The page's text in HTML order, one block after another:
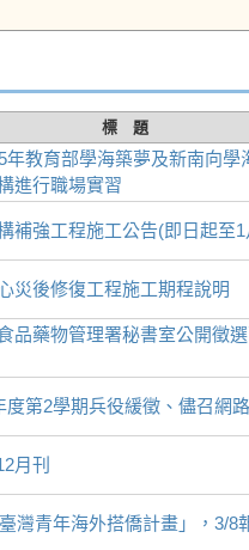
標 題
年教育部學海築夢及新南向
進行職場實習
補強工程施工公告(即日起至
災後修復工程施工期程說明
品藥物管理署秘書室公開徵
度第2學期兵役緩徵、儘召網
月刊
灣青年海外搭僑計畫」，3/8